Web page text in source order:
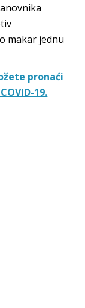
makar jednu
pronaći
19.